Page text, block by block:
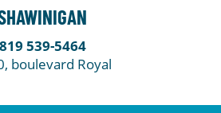
819 539-5464
boulevard Royal